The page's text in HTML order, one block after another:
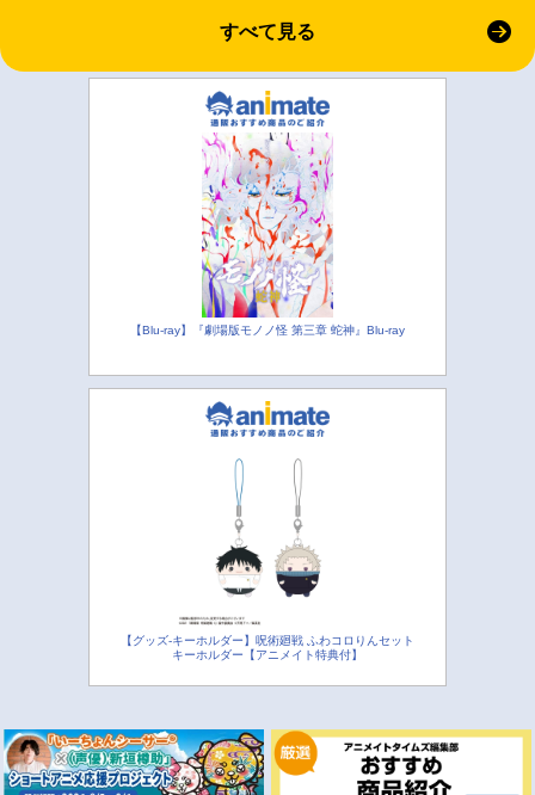
すべて見る
【Blu-ray】『劇場版モノノ怪 第三章 蛇神』Blu-ray
【グッズ-キーホルダー】呪術廻戦 ふわコロりんセット
キーホルダー【アニメイト特典付】